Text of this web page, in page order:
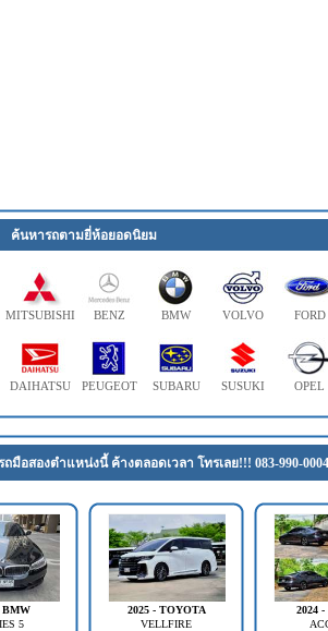
ค้นหารถตามยี่ห้อยอดนิยม
MITSUBISHI BENZ BMW VOLVO FORD
DAIHATSU PEUGEOT SUBARU SUSUKI OPEL
ถมือสองตำแหน่งนี้ ค้างตลอดเวลา โทรเลย!!! 083-990-0004
BMW
5
2025 - TOYOTA
VELLFIRE
2024